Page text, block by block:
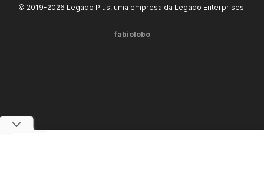
© 2019-2026 Legado Plus, uma empresa da Legado Enterprises.
fabiolobo